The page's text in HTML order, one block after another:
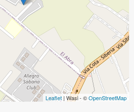
Leaflet | Wasi - ©OpenStreetMap